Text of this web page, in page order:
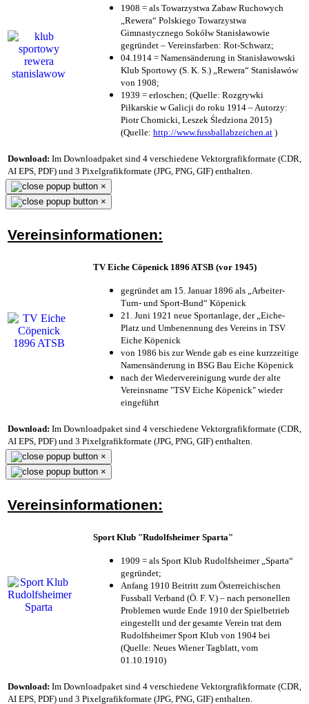
1908 = als Towarzystwa Zabaw Ruchowych
„Rewera“ Polskiego Towarzystwa
Gimnastycznego Sokółw Stanisławowie
gegründet – Vereinsfarben: Rot-Schwarz;
04.1914 = Namensänderung in Stanisławowski
Klub Sportowy (S. K. S.) „Rewera“ Stanisławów
von 1908;
1939 = erloschen; (Quelle: Rozgrywki
Piłkarskie w Galicji do roku 1914 – Autorzy:
Piotr Chomicki, Leszek Śledziona 2015)
(Quelle: http://www.fussballabzeichen.at )
Download: Im Downloadpaket sind 4 verschiedene Vektorgrafikformate (CDR,
AI EPS, PDF) und 3 Pixelgrafikformate (JPG, PNG, GIF) enthalten.
×
×
Vereinsinformationen:
TV Eiche Cöpenick 1896 ATSB (vor 1945)
gegründet am 15. Januar 1896 als „Arbeiter-
Turn- und Sport-Bund“ Köpenick
21. Juni 1921 neue Sportanlage, der „Eiche-
Platz und Umbenennung des Vereins in TSV
Eiche Köpenick
von 1986 bis zur Wende gab es eine kurzzeitige
Namensänderung in BSG Bau Eiche Köpenick
nach der Wiedervereinigung wurde der alte
Vereinsname "TSV Eiche Köpenick" wieder
eingeführt
Download: Im Downloadpaket sind 4 verschiedene Vektorgrafikformate (CDR,
AI EPS, PDF) und 3 Pixelgrafikformate (JPG, PNG, GIF) enthalten.
×
×
Vereinsinformationen:
Sport Klub "Rudolfsheimer Sparta"
1909 = als Sport Klub Rudolfsheimer „Sparta“
gegründet;
Anfang 1910 Beitritt zum Österreichischen
Fussball Verband (Ö. F. V.) – nach personellen
Problemen wurde Ende 1910 der Spielbetrieb
eingestellt und der gesamte Verein trat dem
Rudolfsheimer Sport Klub von 1904 bei
(Quelle: Neues Wiener Tagblatt, vom
01.10.1910)
Download: Im Downloadpaket sind 4 verschiedene Vektorgrafikformate (CDR,
AI EPS, PDF) und 3 Pixelgrafikformate (JPG, PNG, GIF) enthalten.